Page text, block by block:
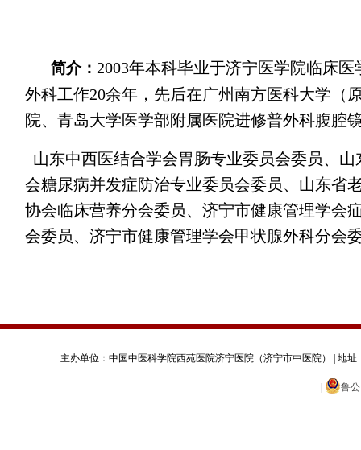
简介： 2003年本科毕业于济宁医学院临床
外科工作20余年，先后在广州南方医科大学（
院、青岛大学医学部附属医院进修普外科腹腔
山东中西医结合学会胃肠专业委员会委员、
会糖尿病并发症防治专业委员会委员、山东省
协会临床营养分会委员、济宁市健康管理学会
会委员、济宁市健康管理学会甲状腺外科分会
主办单位：中国中医科学院西苑医院济宁医院（济宁市中医院） | 地址
鲁公